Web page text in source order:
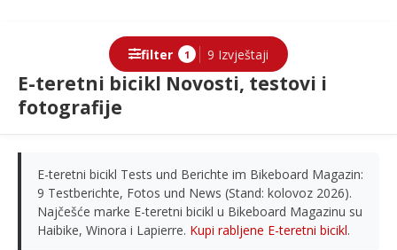
E-teretni bicikl Novosti, testovi i
fotografije
filter 1 9 Izvještaji
E-teretni bicikl Tests und Berichte im Bikeboard Magazin:
9 Testberichte, Fotos und News (Stand: kolovoz 2026).
Najčešće marke E-teretni bicikl u Bikeboard Magazinu su
Haibike, Winora i Lapierre. Kupi rabljene E-teretni bicikl.